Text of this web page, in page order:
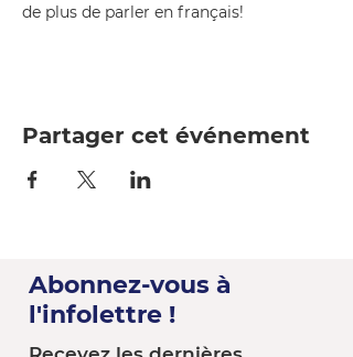
de plus de parler en français!
Partager cet événement
Abonnez-vous à
l'infolettre !